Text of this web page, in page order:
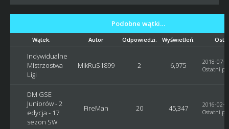
Podobne wątki…
Wątek: Autor Odpowiedzi: Wyświetleń:
Indywidualne
Mistrzostwa
Ligi
MikRuS1899 2 6,975
2018-07-
Ostatni
DM GSE
Juniorów - 2
edycja - 17
sezon SW
FireMan 20 45,347
2016-02-
Ostatni